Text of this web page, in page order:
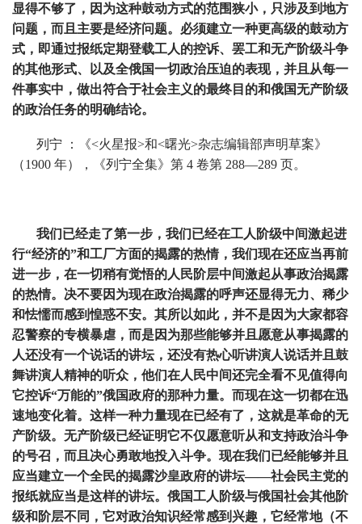
显得不够了，因为这种鼓动方式的范围狭小，只涉及到地方
问题，而且主要是经济问题。必须建立一种更高级的鼓动方
式，即通过报纸定期登载工人的控诉、罢工和无产阶级斗争
的其他形式、以及全俄国一切政治压迫的表现，并且从每一
件事实中，做出符合于社会主义的最终目的和俄国无产阶级
的政治任务的明确结论。
列宁 ：《<火星报>和<曙光>杂志编辑部声明草案》
（1900 年），《列宁全集》第 4 卷第 288—289 页。
我们已经走了第一步，我们已经在工人阶级中间激起进
行“经济的”和工厂方面的揭露的热情，我们现在还应当再前
进一步，在一切稍有觉悟的人民阶层中间激起从事政治揭露
的热情。决不要因为现在政治揭露的呼声还显得无力、稀少
和怯懦而感到惶惑不安。其所以如此，并不是因为大家都容
忍警察的专横暴虐，而是因为那些能够并且愿意从事揭露的
人还没有一个说话的讲坛，还没有热心听讲演人说话并且鼓
舞讲演人精神的听众，他们在人民中间还完全看不见值得向
它控诉“万能的”俄国政府的那种力量。而现在这一切都在迅
速地变化着。这样一种力量现在已经有了，这就是革命的无
产阶级。无产阶级已经证明它不仅愿意听从和支持政治斗争
的号召，而且决心勇敢地投入斗争。现在我们已经能够并且
应当建立一个全民的揭露沙皇政府的讲坛——社会民主党的
报纸就应当是这样的讲坛。俄国工人阶级与俄国社会其他阶
级和阶层不同，它对政治知识经常感到兴趣，它经常地（不